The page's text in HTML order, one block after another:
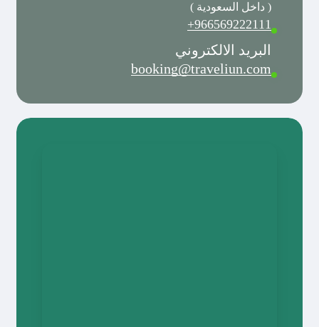
( داخل السعودية )
966569222111+
البريد الالكتروني
booking@traveliun.com